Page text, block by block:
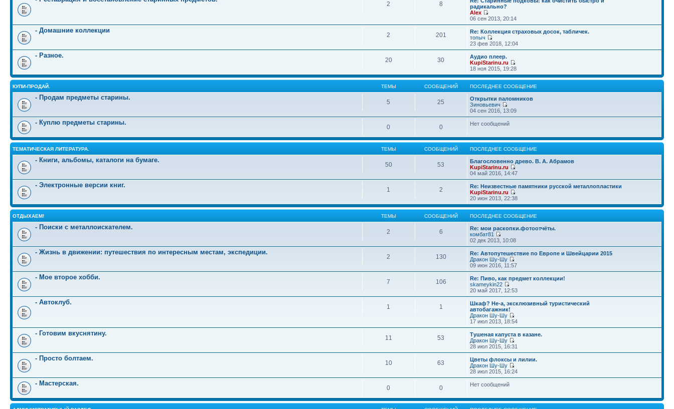
2 8
радикально?
Alex
06 сен 2013, 20:14
- Домашние коллекции
2 201
Re: Коллекция страховых досок, табличек.
топыч
23 фев 2018, 12:04
- Разное.
20 30
Аудио плеер.
KupiStarinu.ru
18 ноя 2015, 19:28
КУПИ-ПРОДАЙ. ТЕМЫ СООБЩЕНИЙ ПОСЛЕДНЕЕ СООБЩЕНИЕ
- Продам предметы старины.
5 25
Открытки паломников
Зиновьевич
04 сен 2016, 13:09
- Куплю предметы старины.
0 0 Нет сообщений
ТЕМАТИЧЕСКАЯ ЛИТЕРАТУРА. ТЕМЫ СООБЩЕНИЙ ПОСЛЕДНЕЕ СООБЩЕНИЕ
- Книги, альбомы, каталоги на бумаге.
50 53
Благословенно древо. В. А. Абрамов
KupiStarinu.ru
04 май 2016, 14:47
- Электронные версии книг.
1 2
Re: Неизвестные памятники русской металлопластики
KupiStarinu.ru
20 июн 2013, 22:38
ОТДЫХАЕМ! ТЕМЫ СООБЩЕНИЙ ПОСЛЕДНЕЕ СООБЩЕНИЕ
- Поиски с металлоискателем.
2 6
Re: мои раскопки.фотоотчёты.
комбат81
02 дек 2013, 10:08
- Жизнь в движении: путешествия по интересным местам, экспедиции.
2 130
Re: Автопутешествие по Европе и Швейцарии 2015
Дракон Шу-Шу
09 июн 2016, 11:57
- Мое второе хобби.
7 106
Re: Пиво, как предмет коллекции!
skameykin22
20 май 2017, 12:53
- Автоклуб.
1 1
Шкаф? Не-а, эксклюзивный туристический
автобагажник!
Дракон Шу-Шу
17 июл 2013, 18:54
- Готовим вкуснятину.
11 53
Тушеная капуста в казане.
Дракон Шу-Шу
28 июл 2015, 16:31
- Просто болтаем.
10 63
Цветы флоксы и лилии.
Дракон Шу-Шу
28 июл 2015, 16:24
- Мастерская.
0 0 Нет сообщений